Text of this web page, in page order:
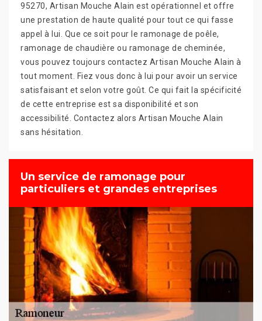
95270, Artisan Mouche Alain est opérationnel et offre
une prestation de haute qualité pour tout ce qui fasse
appel à lui. Que ce soit pour le ramonage de poêle,
ramonage de chaudière ou ramonage de cheminée,
vous pouvez toujours contactez Artisan Mouche Alain à
tout moment. Fiez vous donc à lui pour avoir un service
satisfaisant et selon votre goût. Ce qui fait la spécificité
de cette entreprise est sa disponibilité et son
accessibilité. Contactez alors Artisan Mouche Alain
sans hésitation.
Un service de ramonage pour
particuliers et grandes entreprises